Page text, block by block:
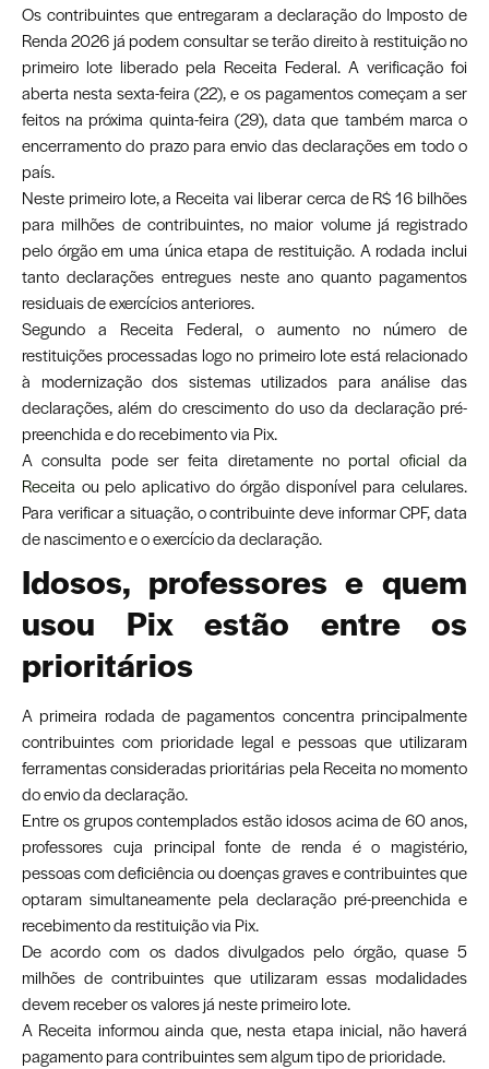
Os contribuintes que entregaram a declaração do Imposto de
Renda 2026 já podem consultar se terão direito à restituição no
primeiro lote liberado pela Receita Federal. A verificação foi
aberta nesta sexta-feira (22), e os pagamentos começam a ser
feitos na próxima quinta-feira (29), data que também marca o
encerramento do prazo para envio das declarações em todo o
país.
Neste primeiro lote, a Receita vai liberar cerca de R$ 16 bilhões
para milhões de contribuintes, no maior volume já registrado
pelo órgão em uma única etapa de restituição. A rodada inclui
tanto declarações entregues neste ano quanto pagamentos
residuais de exercícios anteriores.
Segundo a Receita Federal, o aumento no número de
restituições processadas logo no primeiro lote está relacionado
à modernização dos sistemas utilizados para análise das
declarações, além do crescimento do uso da declaração pré-
preenchida e do recebimento via Pix.
A consulta pode ser feita diretamente no portal oficial da
Receita ou pelo aplicativo do órgão disponível para celulares.
Para verificar a situação, o contribuinte deve informar CPF, data
de nascimento e o exercício da declaração.
Idosos, professores e quem
usou Pix estão entre os
prioritários
A primeira rodada de pagamentos concentra principalmente
contribuintes com prioridade legal e pessoas que utilizaram
ferramentas consideradas prioritárias pela Receita no momento
do envio da declaração.
Entre os grupos contemplados estão idosos acima de 60 anos,
professores cuja principal fonte de renda é o magistério,
pessoas com deficiência ou doenças graves e contribuintes que
optaram simultaneamente pela declaração pré-preenchida e
recebimento da restituição via Pix.
De acordo com os dados divulgados pelo órgão, quase 5
milhões de contribuintes que utilizaram essas modalidades
devem receber os valores já neste primeiro lote.
A Receita informou ainda que, nesta etapa inicial, não haverá
pagamento para contribuintes sem algum tipo de prioridade.